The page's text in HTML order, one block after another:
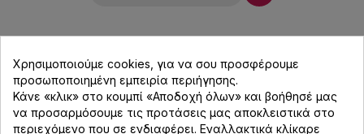
Χρησιμοποιούμε cookies, για να σου προσφέρουμε
προσωποποιημένη εμπειρία περιήγησης.
Κάνε «κλικ» στο κουμπί «Αποδοχή όλων» και βοήθησέ μας
να προσαρμόσουμε τις προτάσεις μας αποκλειστικά στο
περιεχόμενο που σε ενδιαφέρει. Εναλλακτικά κλίκαρε